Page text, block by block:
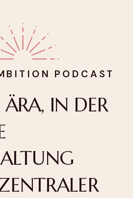
IN DER
PODCAST